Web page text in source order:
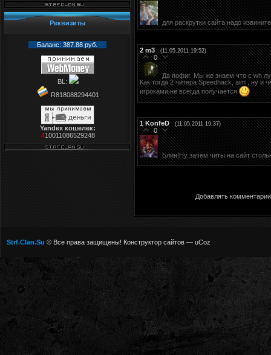
Реквизиты
Баланс: 387.88 руб.
BL:
R818088294401
Yandex кошелек:
410011086529248
для раскрутки сайта надо
2 m3 (11.05.2011 19:52)
0
Да пофиг. Мы же знаем что с wh
Как тогда 2 читера Speedhack, aim , ну и
игроками не всегда получается
1 KonfeD (11.05.2011 19:37)
0
Блин!Ну зачем читы на сайт
Добавлять
Strf.Clan.Su © Все права защищены! Конструктор сайтов — uCoz